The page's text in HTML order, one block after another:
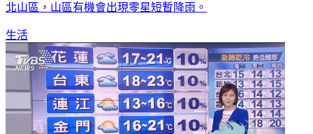
北山區，山區有機會出現零星短暫降雨。
生活